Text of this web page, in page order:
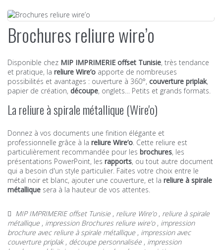
Brochures reliure wire’o
Disponible chez MIP IMPRIMERIE offset Tunisie, très tendance
et pratique, la reliure Wire’o apporte de nombreuses
possibilités et avantages : ouverture à 360°, couverture priplak,
papier de création, découpe, onglets… Petits et grands formats.
La reliure à spirale métallique (Wire'o)
Donnez à vos documents une finition élégante et
professionnelle grâce à la reliure Wire’o. Cette reliure est
particulièrement recommandée pour les brochures, les
présentations PowerPoint, les rapports, ou tout autre document
qui a besoin d'un style particulier. Faites votre choix entre le
métal noir et blanc, ajouter une couverture, et la reliure à spirale
métallique sera à la hauteur de vos attentes.
MIP IMPRIMERIE offset Tunisie , reliure Wire’o, reliure à spirale
métallique , impression Brochures reliure wire’o, impression
brochure avec reliure à spirale métallique , impression avec
couverture priplak, découpe personnalisée , impression